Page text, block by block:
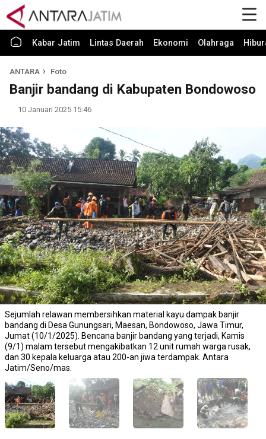
Kabar Jatim Lintas Daerah Ekonomi Olahraga
ANTARA Foto
Banjir bandang di Kabupaten Bondowoso
10 Januari 2025 15:46
Sejumlah relawan membersihkan material kayu dampak banjir
bandang di Desa Gunungsari, Maesan, Bondowoso, Jawa Timur,
Jumat (10/1/2025). Bencana banjir bandang yang terjadi, Kamis
(9/1) malam tersebut mengakibatkan 12 unit rumah warga rusak,
dan 30 kepala keluarga atau 200-an jiwa terdampak. Antara
Jatim/Seno/mas.